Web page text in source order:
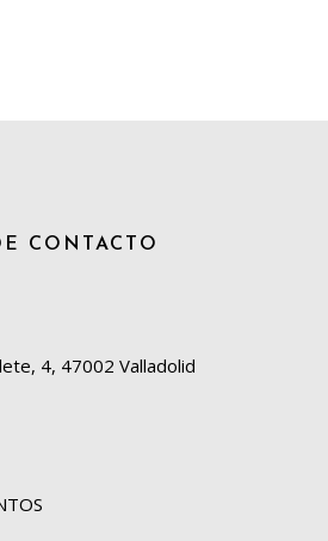
CONTACTO
4, 47002 Valladolid